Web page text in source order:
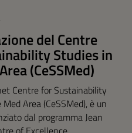
del Centre
Studies in
(CeSSMed)
Centre for Sustainability
Area (CeSSMed), è un
dal programma Jean